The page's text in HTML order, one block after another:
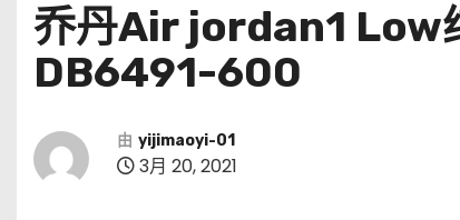
乔丹Air jordan1 Low
DB6491-600
由 yijimaoyi-01
3月 20, 2021